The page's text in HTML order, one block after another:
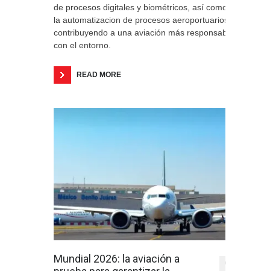
de procesos digitales y biométricos, así como
la automatizacion de procesos aeroportuarios
contribuyendo a una aviación más responsable
con el entorno.
READ MORE
Mundial 2026: la aviación a
0